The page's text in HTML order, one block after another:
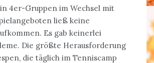
4er-Gruppen im Wechsel mit
ließ keine
Es gab keinerlei
Die größte Herausforderung
die täglich im Tenniscamp